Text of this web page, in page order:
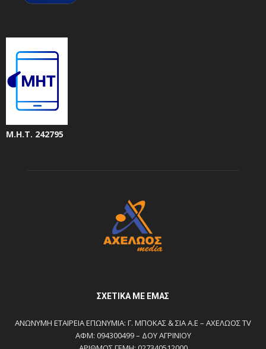
Μ.Η.Τ. 242795
ΣΧΕΤΙΚΆ ΜΕ ΕΜΆΣ
ΑΝΩΝΥΜΗ ΕΤΑΙΡΕΙΑ ΕΠΩΝΥΜΙΑ: Γ. ΜΠΟΚΑΣ & ΣΙΑ Α.Ε – ΑΧΕΛΩΟΣ TV
ΑΦΜ: 094300499 – ΔΟΥ ΑΓΡΙΝΙΟΥ